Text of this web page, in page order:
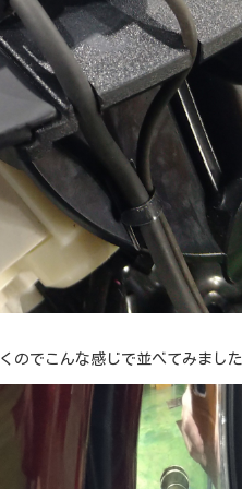
のでこんな感じで並べてみました